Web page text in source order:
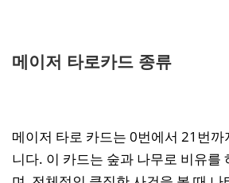
메이저 타로카드 종류
메이저 타로 카드는 0번에서 21번
니다. 이 카드는 숲과 나무로 비유를